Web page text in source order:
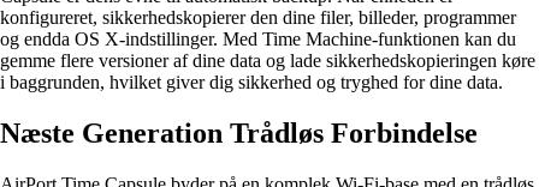
konfigureret, sikkerhedskopierer den dine filer, billeder, programmer
og endda OS X-indstillinger. Med Time Machine-funktionen kan du
gemme flere versioner af dine data og lade sikkerhedskopieringen køre
i baggrunden, hvilket giver dig sikkerhed og tryghed for dine data.
Næste Generation Trådløs Forbindelse